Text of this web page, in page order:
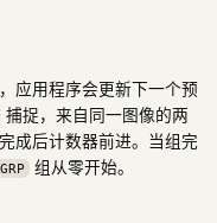
应用程序会更新下一个预
捕捉，来自同一图像的两
成后计数器前进。当组完
组从零开始。